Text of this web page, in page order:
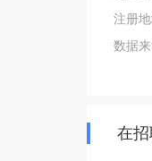
注册地
数据来
在